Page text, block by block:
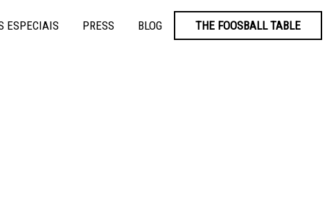
ESPECIAIS PRESS BLOG THE FOOSBALL TABLE